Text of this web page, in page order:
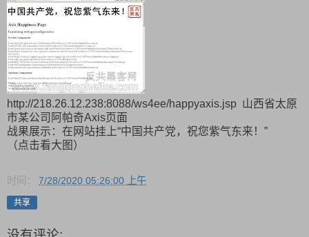
http://218.26.12.238:8088/ws4ee/happyaxis.jsp 山西省太原
市某公司阿帕奇Axis页面
战果展示：在网站挂上“中国共产党，祝您紫气东来！”
（点击看大图）
时间： 7/28/2020 05:26:00 上午
共享